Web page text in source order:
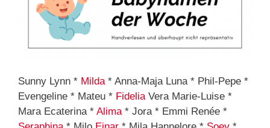
Sunny Lynn * Milda * Anna-Maja Luna * Phil-Pepe *
Evengeline * Mateu * Fidelia Vera Marie-Luise *
Mara Ecaterina * Alima * Jora * Emmi Renée *